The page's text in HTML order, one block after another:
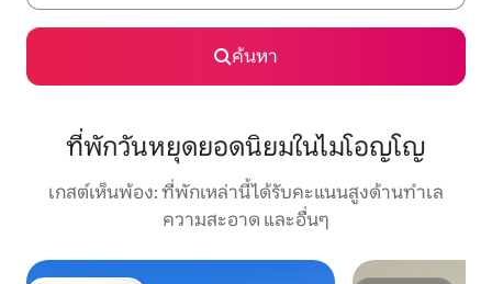
ค้นหา
ที่พักวันหยุดยอดนิยมในไมโอญโญ
เกสต์เห็นพ้อง: ที่พักเหล่านี้ได้รับคะแนนสูงด้านทำเล
ความสะอาด และอื่นๆ